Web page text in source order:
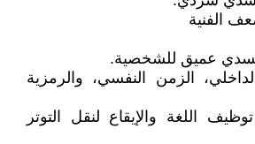
الفنية
عميق للشخصية.
الزمن النفسي، والرمزية
اللغة والإيقاع لنقل التوتر